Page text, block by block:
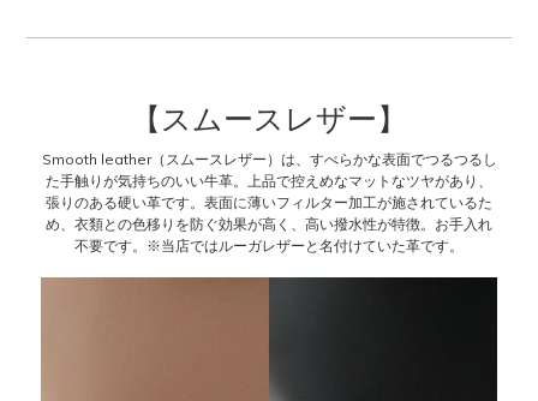
【スムースレザー】
Smooth leather（スムースレザー）は、すべらかな表面でつるつるし
た手触りが気持ちのいい牛革。上品で控えめなマットなツヤがあり、
張りのある硬い革です。表面に薄いフィルター加工が施されているた
め、衣類との色移りを防ぐ効果が高く、高い撥水性が特徴。お手入れ
不要です。※当店ではルーガレザーと名付けていた革です。